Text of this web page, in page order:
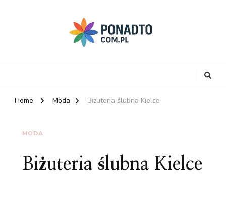
Home Moda Biżuteria ślubna Kielce
MODA
Biżuteria ślubna Kielce